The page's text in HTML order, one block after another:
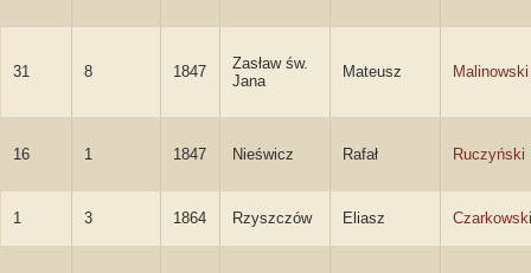
31 8 1847
Zasław św.
Jana
Mateusz Malinowski
16 1 1847 Nieświcz Rafał Ruczyński
1 3 1864 Rzyszczów Eliasz Czarkowski